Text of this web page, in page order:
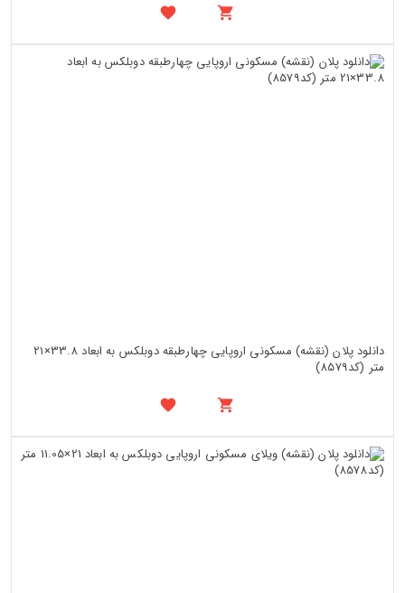
دانلود پلان (نقشه) مسکونی اروپایی چهارطبقه دوبلکس به ابعاد 33.8×21
متر (کد8579)